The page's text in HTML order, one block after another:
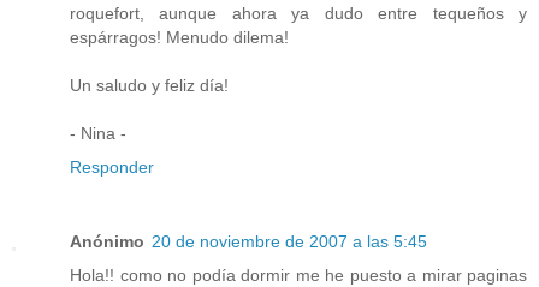
roquefort, aunque ahora ya dudo entre tequeños y
espárragos! Menudo dilema!
Un saludo y feliz día!
- Nina -
Responder
Anónimo 20 de noviembre de 2007 a las 5:45
Hola!! como no podía dormir me he puesto a mirar paginas